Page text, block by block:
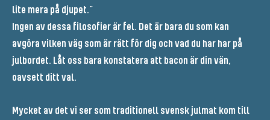
lite mera på djupet.”
Ingen av dessa filosofier är fel. Det är bara du som kan
avgöra vilken väg som är rätt för dig och vad du har har på
julbordet. Låt oss bara konstatera att bacon är din vän,
oavsett ditt val.
Mycket av det vi ser som traditionell svensk julmat kom till